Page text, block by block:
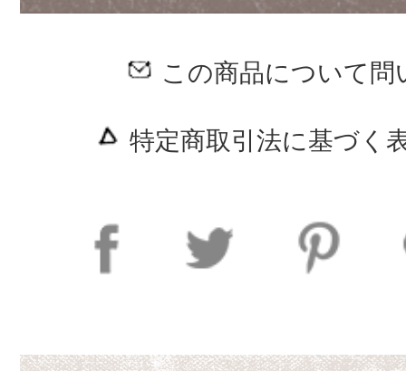
この商品について問
特定商取引法に基づく